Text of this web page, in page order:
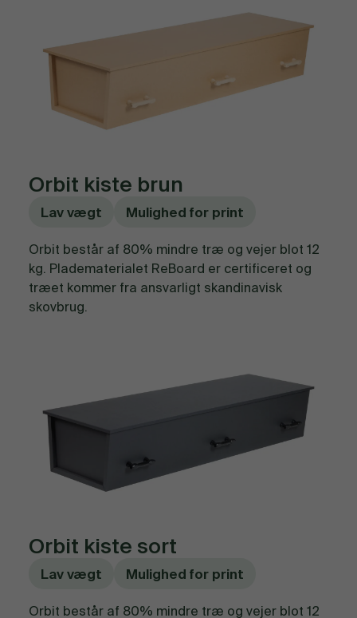
Orbit kiste brun
Lav vægt Mulighed for print
Orbit består af 80% mindre træ og vejer blot 12
kg. Pladematerialet ReBoard er certificeret og
træet kommer fra ansvarligt skandinavisk
skovbrug.
Orbit kiste sort
Lav vægt Mulighed for print
Orbit består af 80% mindre træ og vejer blot 12